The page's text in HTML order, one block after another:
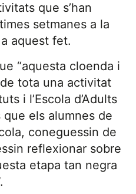
que s’han
setmanes a la
aquest fet.
“aquesta cloenda i
tota una activitat
i l’Escola d’Adults
els alumnes de
coneguessin de
reflexionar sobre
etapa tan negra